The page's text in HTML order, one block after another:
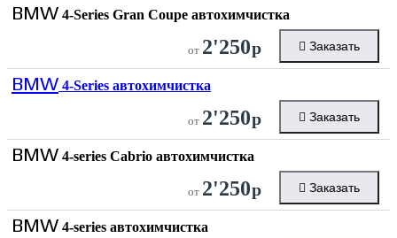
BMW 4-Series Gran Coupe автохимчистка
от 2'250р Заказать
BMW 4-Series автохимчистка
от 2'250р Заказать
BMW 4-series Cabrio автохимчистка
от 2'250р Заказать
BMW 4-series автохимчистка